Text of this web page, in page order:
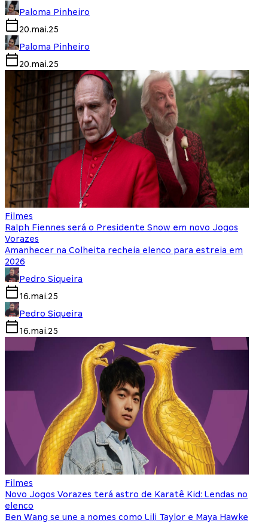
Paloma Pinheiro
20.mai.25
Paloma Pinheiro
20.mai.25
Filmes
Ralph Fiennes será o Presidente Snow em novo Jogos
Vorazes
Amanhecer na Colheita recheia elenco para estreia em
2026
Pedro Siqueira
16.mai.25
Pedro Siqueira
16.mai.25
Filmes
Novo Jogos Vorazes terá astro de Karatê Kid: Lendas no
elenco
Ben Wang se une a nomes como Lili Taylor e Maya Hawke